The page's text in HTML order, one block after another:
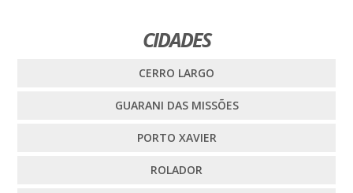
CIDADES
CERRO LARGO
GUARANI DAS MISSÕES
PORTO XAVIER
ROLADOR